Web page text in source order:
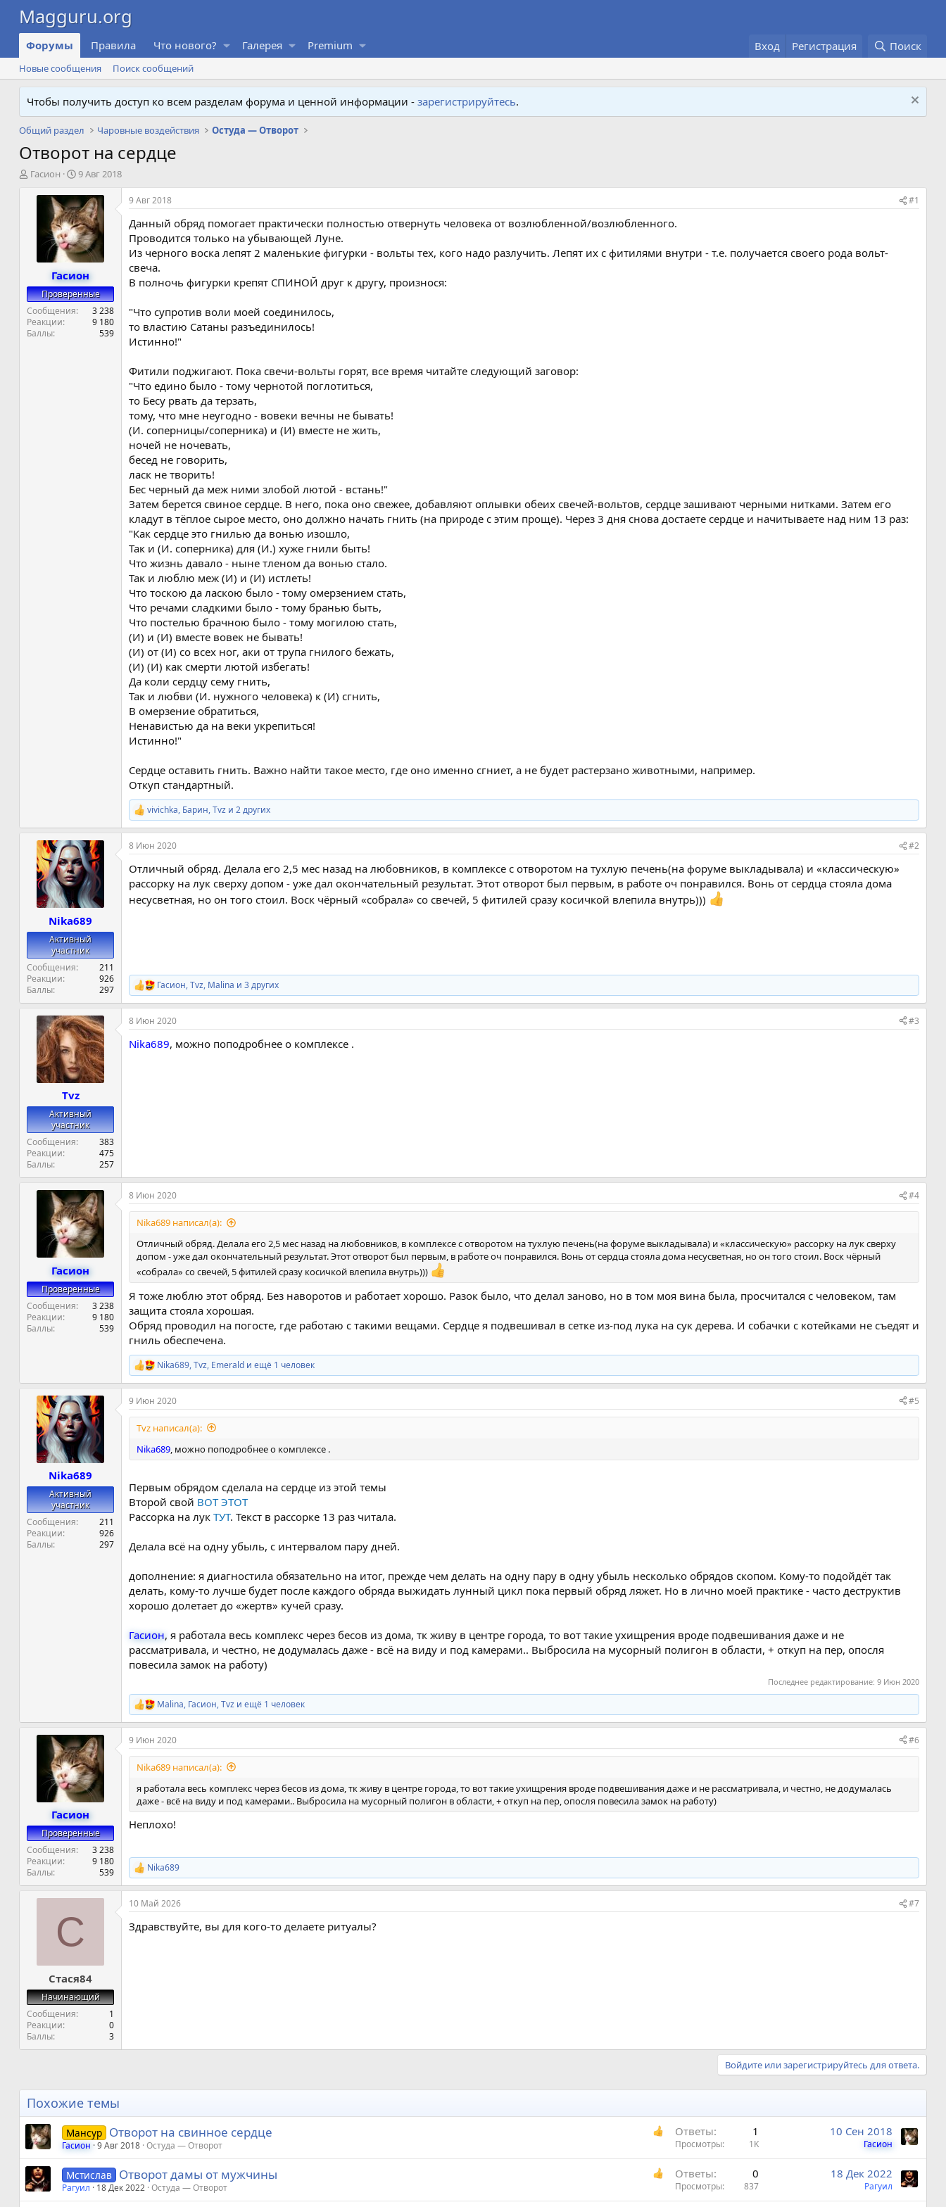
Форумы Правила Что нового? Галерея Premium Вход Регистрация Поиск
Новые сообщения Поиск сообщений
Чтобы получить доступ ко всем разделам форума и ценной информации - зарегистрируйтесь.
Общий раздел Чаровные воздействия Остуда — Отворот
Отворот на сердце
А
Гасион
Д
т
а
н
а
ч
а
л
а
9 Авг 2018
Гасион
Проверенные
Сообщения
3 238
Реакции
9 180
Баллы
539
9 Авг 2018 #1
Данный обряд помогает практически полностью отвернуть человека от возлюбленной/возлюбленного.
Проводится только на убывающей Луне.
Из черного воска лепят 2 маленькие фигурки - вольты тех, кого надо разлучить. Лепят их с фитилями внутри - т.е. получается своего рода вольт-
свеча.
В полночь фигурки крепят СПИНОЙ друг к другу, произнося:
"Что супротив воли моей соединилось,
то властию Сатаны разъединилось!
Истинно!"
Фитили поджигают. Пока свечи-вольты горят, все время читайте следующий заговор:
"Что едино было - тому чернотой поглотиться,
то Бесу рвать да терзать,
тому, что мне неугодно - вовеки вечны не бывать!
(И. соперницы/соперника) и (И) вместе не жить,
ночей не ночевать,
бесед не говорить,
ласк не творить!
Бес черный да меж ними злобой лютой - встань!"
Затем берется свиное сердце. В него, пока оно свежее, добавляют оплывки обеих свечей-вольтов, сердце зашивают черными нитками. Затем его
кладут в тёплое сырое место, оно должно начать гнить (на природе с этим проще). Через 3 дня снова достаете сердце и начитываете над ним 13 раз:
"Как сердце это гнилью да вонью изошло,
Так и (И. соперника) для (И.) хуже гнили быть!
Что жизнь давало - ныне тленом да вонью стало.
Так и люблю меж (И) и (И) истлеть!
Что тоскою да ласкою было - тому омерзением стать,
Что речами сладкими было - тому бранью быть,
Что постелью брачною было - тому могилою стать,
(И) и (И) вместе вовек не бывать!
(И) от (И) со всех ног, аки от трупа гнилого бежать,
(И) (И) как смерти лютой избегать!
Да коли сердцу сему гнить,
Так и любви (И. нужного человека) к (И) сгнить,
В омерзение обратиться,
Ненавистью да на веки укрепиться!
Истинно!"
Сердце оставить гнить. Важно найти такое место, где оно именно сгниет, а не будет растерзано животными, например.
Откуп стандартный.
Р
е
а
к
и
и
vivichka, Барин,Tvz и 2 других
Nika689
Активный
участник
Сообщения
211
Реакции
926
Баллы
297
8 Июн 2020 #2
Отличный обряд. Делала его 2,5 мес назад на любовников, в комплексе с отворотом на тухлую печень(на форуме выкладывала) и «классическую»
рассорку на лук сверху допом - уже дал окончательный результат. Этот отворот был первым, в работе оч понравился. Вонь от сердца стояла дома
несусветная, но он того стоил. Воск чёрный «собрала» со свечей, 5 фитилей сразу косичкой влепила внутрь)))
Р
е
а
к
и
Гасион,Tvz, Malina и 3 других
Tvz
Активный
участник
Сообщения
383
Реакции
475
Баллы
257
8 Июн 2020 #3
Nika689, можно поподробнее о комплексе .
Гасион
Проверенные
Сообщения
3 238
Реакции
9 180
Баллы
539
8 Июн 2020 #4
Nika689 написал(а):
Отличный обряд. Делала его 2,5 мес назад на любовников, в комплексе с отворотом на тухлую печень(на форуме выкладывала) и «классическую» рассорку на лук сверху
допом - уже дал окончательный результат. Этот отворот был первым, в работе оч понравился. Вонь от сердца стояла дома несусветная, но он того стоил. Воск чёрный
«собрала» со свечей, 5 фитилей сразу косичкой влепила внутрь)))
Я тоже люблю этот обряд. Без наворотов и работает хорошо. Разок было, что делал заново, но в том моя вина была, просчитался с человеком, там
защита стояла хорошая.
Обряд проводил на погосте, где работаю с такими вещами. Сердце я подвешивал в сетке из-под лука на сук дерева. И собачки с котейками не съедят и
гниль обеспечена.
Р
е
а
к
ц
и
Nika689,Tvz, Emerald и ещё 1 человек
Nika689
Активный
участник
Сообщения
211
Реакции
926
Баллы
297
9 Июн 2020 #5
Tvz написал(а):
Nika689 , можно поподробнее о комплексе .
Первым обрядом сделала на сердце из этой темы
Второй свой ВОТ ЭТОТ
Рассорка на лук ТУТ. Текст в рассорке 13 раз читала.
Делала всё на одну убыль, с интервалом пару дней.
дополнение: я диагностила обязательно на итог, прежде чем делать на одну пару в одну убыль несколько обрядов скопом. Кому-то подойдёт так
делать, кому-то лучше будет после каждого обряда выжидать лунный цикл пока первый обряд ляжет. Но в лично моей практике - часто деструктив
хорошо долетает до «жертв» кучей сразу.
Гасион, я работала весь комплекс через бесов из дома, тк живу в центре города, то вот такие ухищрения вроде подвешивания даже и не
рассматривала, и честно, не додумалась даже - всё на виду и под камерами.. Выбросила на мусорный полигон в области, + откуп на пер, опосля
повесила замок на работу)
Последнее редактирование: 9 Июн 2020
Р
е
а
к
ц
и
Malina, Гасион,Tvz и ещё 1 человек
Гасион
Проверенные
Сообщения
3 238
Реакции
9 180
Баллы
539
9 Июн 2020 #6
Nika689 написал(а):
я работала весь комплекс через бесов из дома, тк живу в центре города, то вот такие ухищрения вроде подвешивания даже и не рассматривала, и честно, не додумалась
даже - всё на виду и под камерами.. Выбросила на мусорный полигон в области, + откуп на пер, опосля повесила замок на работу)
Неплохо!
Р
е
а
к
и
Nika689
С
Стася84
Начинающий
Сообщения
1
Реакции
0
Баллы
3
10 Май 2026 #7
Здравствуйте, вы для кого-то делаете ритуалы?
Войдите или зарегистрируйтесь для ответа.
Похожие темы
Мансур Отворот на свинное сердце
Гасион 9 Авг 2018 Остуда — Отворот
Ответы 1
Просмотры 1K
10 Сен 2018
Гасион
Мстислав Отворот дамы от мужчины
Рагуил 18 Дек 2022 Остуда — Отворот
Ответы 0
Просмотры 837
18 Дек 2022
Рагуил